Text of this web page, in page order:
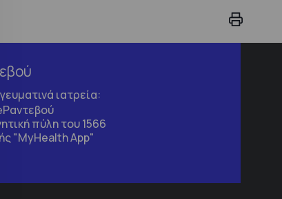
ιατρεία:
πύλη του 1566
"MyHealth App"